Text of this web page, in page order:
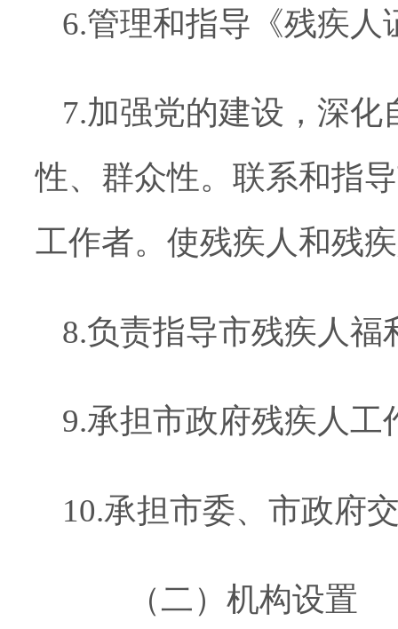
6.管理和指导《残疾人
7.加强党的建设，深
性、群众性。联系和指
工作者。使残疾人和残
8.负责指导市残疾人
9.承担市政府残疾人
10.承担市委、市政府
（二）机构设置